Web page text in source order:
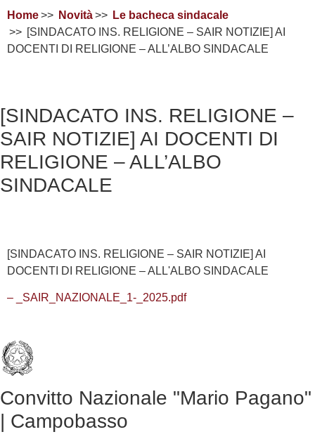
Home Novità
Le bacheca sindacale
[SINDACATO INS. RELIGIONE – SAIR NOTIZIE] AI
DOCENTI DI RELIGIONE – ALL’ALBO SINDACALE
[SINDACATO INS. RELIGIONE –
SAIR NOTIZIE] AI DOCENTI DI
RELIGIONE – ALL’ALBO
SINDACALE
[SINDACATO INS. RELIGIONE – SAIR NOTIZIE] AI
DOCENTI DI RELIGIONE – ALL'ALBO SINDACALE
– _SAIR_NAZIONALE_1-_2025.pdf
Convitto Nazionale "Mario Pagano"
| Campobasso